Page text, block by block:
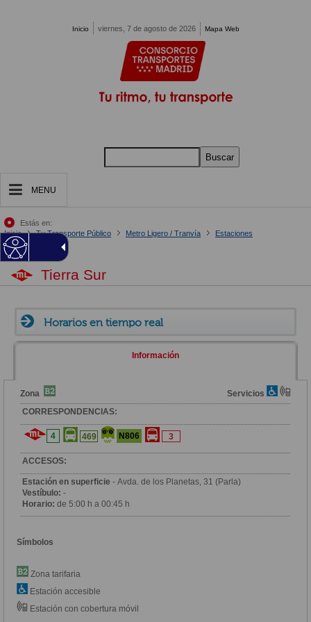
Inicio viernes, 7 de agosto de 2026 Mapa Web
Buscar
MENU
Estás en:
Inicio
Tu Transporte Público Metro Ligero / Tranvía
Estaciones
Tierra Sur
Tierra Sur
Horarios en tiempo real
Información
Zona
Servicios
CORRESPONDENCIAS:
4 469 N806 3
ACCESOS:
Estación en superficie - Avda. de los Planetas, 31 (Parla)
Vestíbulo: -
Horario: de 5:00 h a 00:45 h
Símbolos
Zona tarifaria
Estación accesible
Estación con cobertura móvil